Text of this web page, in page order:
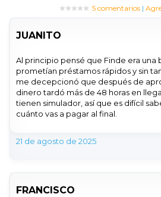
5 comentarios|
JUANITO
Al principio pensé que Finde era
prometían préstamos rápidos y sin
me decepcionó que después de
dinero tardó más de 48 horas en
tienen simulador, así que es difícil
cuánto vas a pagar al final.
21 de agosto de 2025
FRANCISCO